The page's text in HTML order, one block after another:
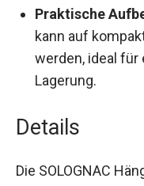
Praktische
Transporttasche
24 cm
einfachen
Details
Die SOLOGNAC